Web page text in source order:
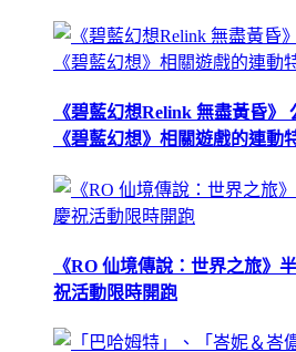
《碧藍幻想Relink 無盡黃昏》
《碧藍幻想》相關遊戲的連動
《RO 仙境傳說：世界之旅》
祝活動限時開跑